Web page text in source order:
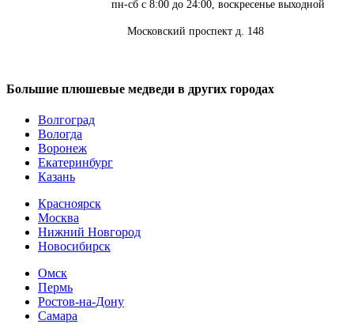
пн-сб с 8:00 до 24:00, воскресенье выходной
Московский проспект д. 148
Большие плюшевые медведи в других городах
Волгоград
Вологда
Воронеж
Екатеринбург
Казань
Красноярск
Москва
Нижний Новгород
Новосибирск
Омск
Пермь
Ростов-на-Дону
Самара